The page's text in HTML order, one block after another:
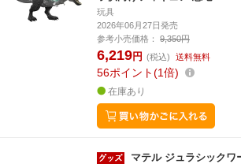
玩具
2026年06月27日発売
参考小売価格：
9,350円
6,219円 (税込) 送料無料
56ポイント 1倍
在庫あり
マテル ジュラシックワ